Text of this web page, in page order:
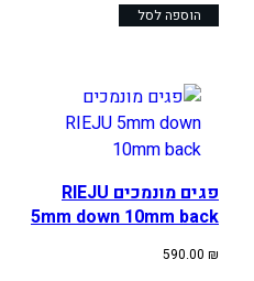
הוספה לסל
פגים מונמכים RIEJU
5mm down 10mm back
590.00 ₪